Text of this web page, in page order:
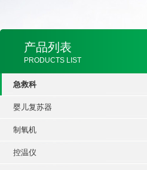
产品列表
PRODUCTS LIST
急救科
婴儿复苏器
制氧机
控温仪